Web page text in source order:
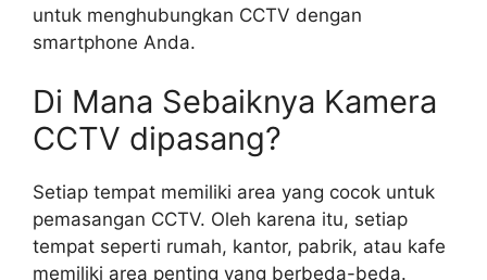
untuk menghubungkan CCTV dengan
smartphone Anda.
Di Mana Sebaiknya Kamera
CCTV dipasang?
Setiap tempat memiliki area yang cocok untuk
pemasangan CCTV. Oleh karena itu, setiap
tempat seperti rumah, kantor, pabrik, atau kafe
memiliki area penting yang berbeda-beda.